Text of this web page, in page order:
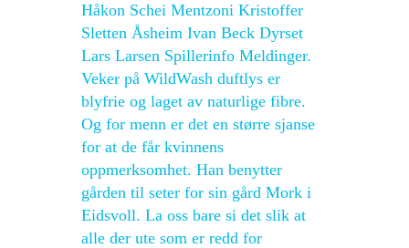
Håkon Schei Mentzoni Kristoffer
Sletten Åsheim Ivan Beck Dyrset
Lars Larsen Spillerinfo Meldinger.
Veker på WildWash duftlys er
blyfrie og laget av naturlige fibre.
Og for menn er det en større sjanse
for at de får kvinnens
oppmerksomhet. Han benytter
gården til seter for sin gård Mork i
Eidsvoll. La oss bare si det slik at
alle der ute som er redd for